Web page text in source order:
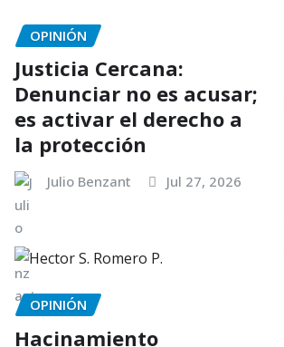
OPINIÓN
Justicia Cercana:
Denunciar no es acusar;
es activar el derecho a
la protección
Julio Benzant Jul 27, 2026
OPINIÓN
Hacinamiento